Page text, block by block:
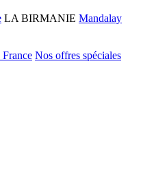
LA BIRMANIE Mandalay
France Nos offres spéciales